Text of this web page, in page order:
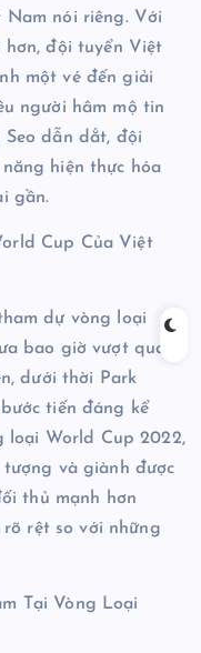
Nam nói riêng. Với
hơn, đội tuyển Việt
một vé đến giải
người hâm mộ tin
dẫn dắt, đội
hiện thực hóa
gần.
Cup Của Việt
dự vòng loại
bao giờ vượt qua
dưới thời Park
tiến đáng kể
loại World Cup 2022,
và giành được
thủ mạnh hơn
rệt so với những
Tại Vòng Loại